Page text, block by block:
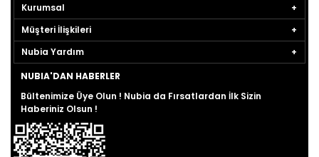
Kurumsal
Müşteri İlişkileri
Nubia Yardım
NUBIA'DAN HABERLER
Bültenimize Üye Olun ! Nubia da Fırsatlardan İlk Sizin
Haberiniz Olsun !